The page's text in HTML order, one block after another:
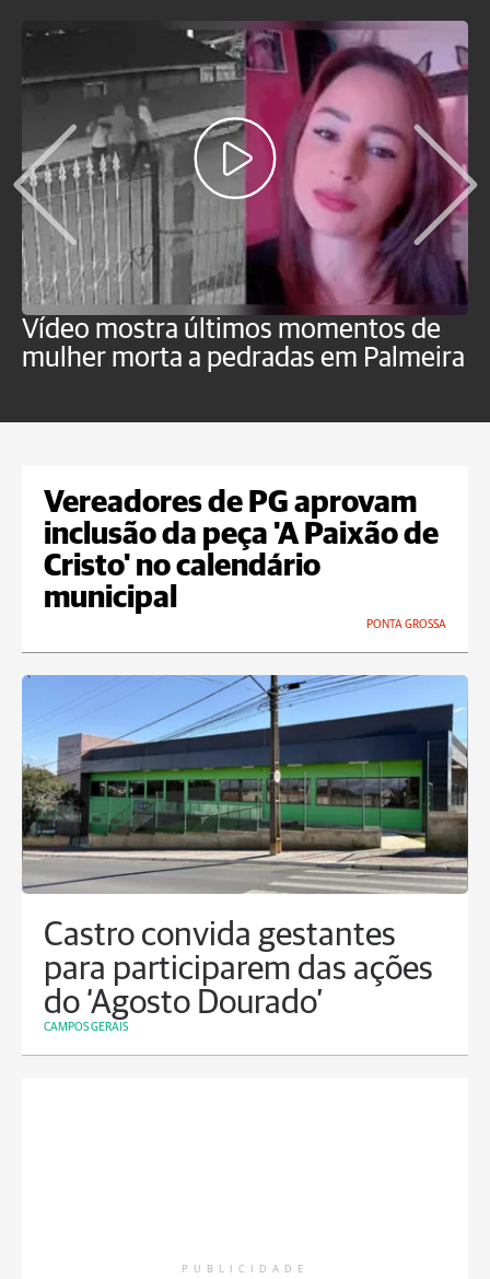
Vídeo mostra últimos momentos de
mulher morta a pedradas em Palmeira
Vereadores de PG aprovam
inclusão da peça 'A Paixão de
Cristo' no calendário
municipal
PONTA GROSSA
Castro convida gestantes
para participarem das ações
do ‘Agosto Dourado’
CAMPOS GERAIS
PUBLICIDADE